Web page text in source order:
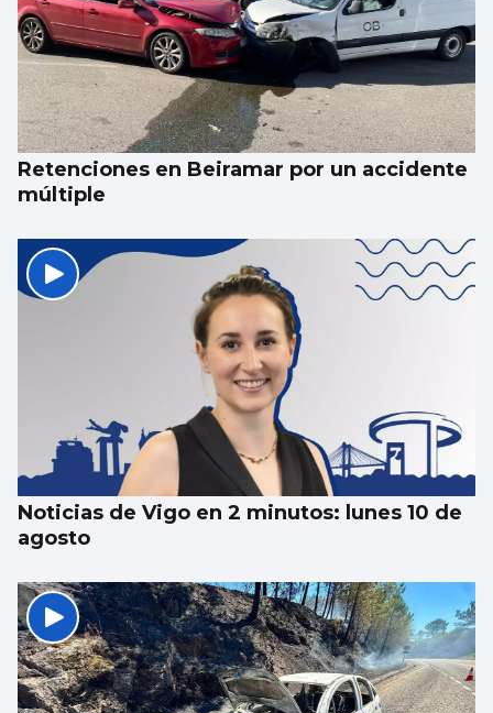
Corgos afea a Hacienda que la comunidad
pierde 91 millones
Retenciones en Beiramar por un accidente
múltiple
Noticias de Vigo en 2 minutos: lunes 10 de
agosto